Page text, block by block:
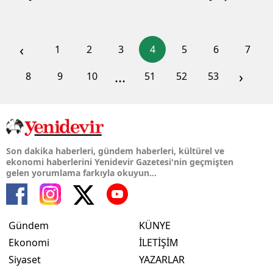
‹ 1 2 3 4 5 6
7
8
9 10 ... 51 52 53 ›
Son dakika haberleri, gündem haberleri, kültürel ve
ekonomi haberlerini Yenidevir Gazetesi'nin geçmişten
gelen yorumlama farkıyla okuyun...
Gündem
Ekonomi
Siyaset
KÜNYE
İLETİŞİM
YAZARLAR